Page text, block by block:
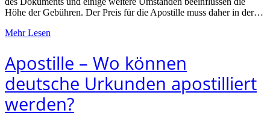
Höhe der Gebühren. Der Preis für die Apostille muss daher in der…
Mehr Lesen
Apostille – Wo können
deutsche Urkunden apostilliert
werden?